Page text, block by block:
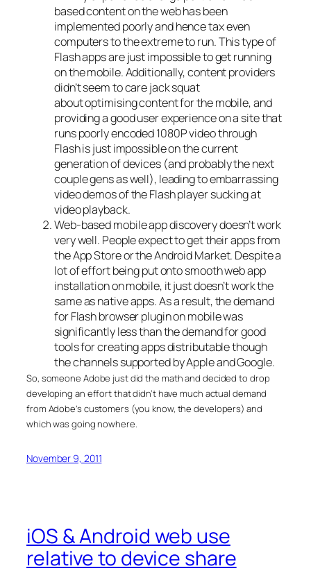
based content on the web has been
implemented poorly and hence tax even
computers to the extreme to run. This type of
Flash apps are just impossible to get running
on the mobile. Additionally, content providers
didn’t seem to care jack squat
about optimising content for the mobile, and
providing a good user experience on a site that
runs poorly encoded 1080P video through
Flash is just impossible on the current
generation of devices (and probably the next
couple gens as well), leading to embarrassing
video demos of the Flash player sucking at
video playback.
Web-based mobile app discovery doesn’t work
very well. People expect to get their apps from
the App Store or the Android Market. Despite a
lot of effort being put onto smooth web app
installation on mobile, it just doesn’t work the
same as native apps. As a result, the demand
for Flash browser plugin on mobile was
significantly less than the demand for good
tools for creating apps distributable though
the channels supported by Apple and Google.
So, someone Adobe just did the math and decided to drop
developing an effort that didn’t have much actual demand
from Adobe’s customers (you know, the developers) and
which was going nowhere.
November 9, 2011
iOS & Android web use
relative to device share